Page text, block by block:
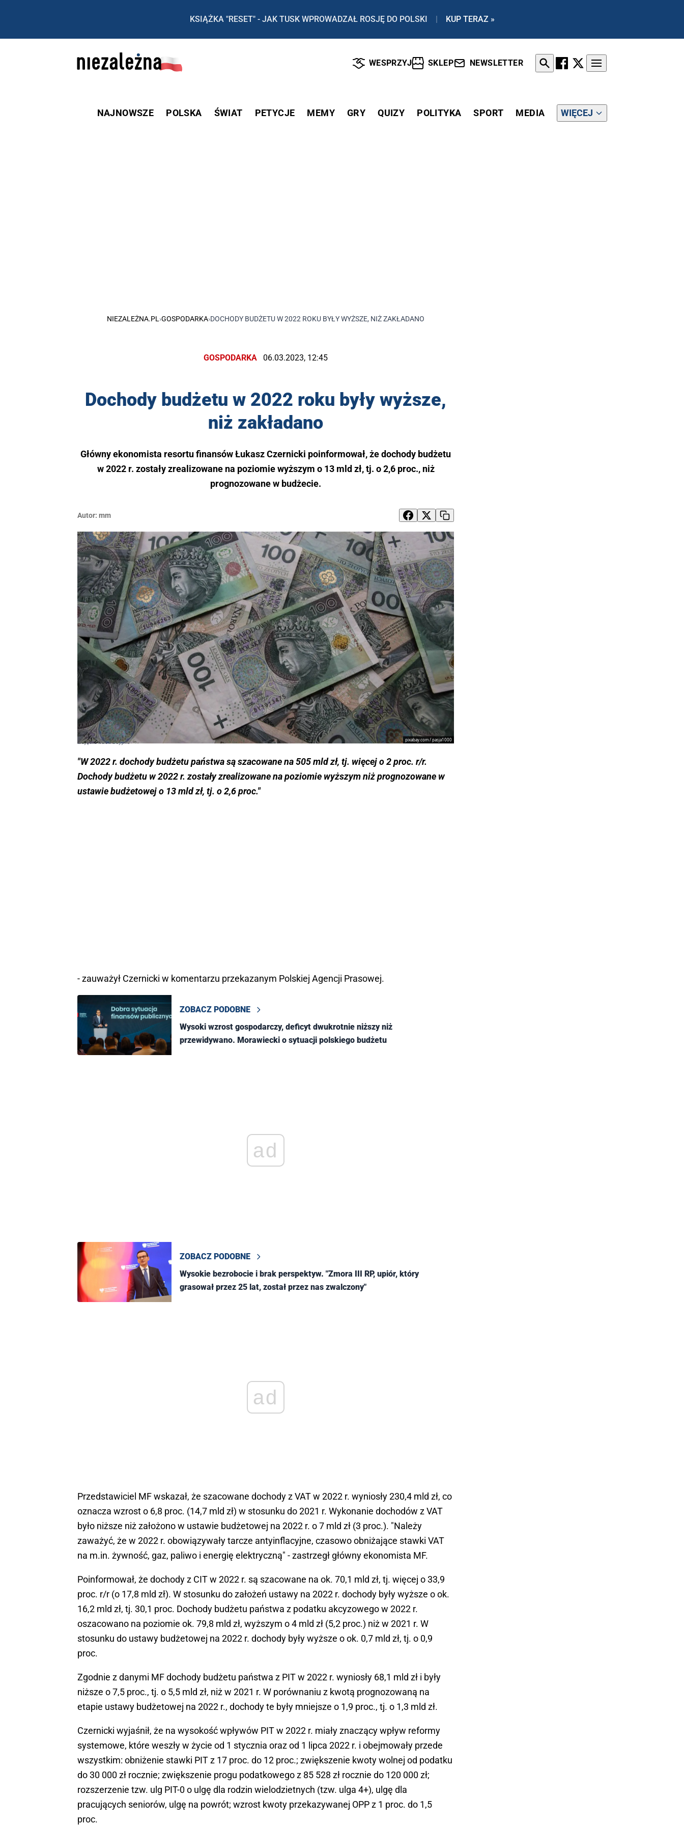
KSIĄŻKA "RESET" - JAK TUSK WPROWADZAŁ ROSJĘ DO POLSKI | KUP TERAZ »
WESPRZYJ SKLEP NEWSLETTER
NAJNOWSZE POLSKA ŚWIAT PETYCJE MEMY GRY QUIZY POLITYKA SPORT MEDIA WIĘCEJ
NIEZALEŻNA.PL ›GOSPODARKA›DOCHODY BUDŻETU W 2022 ROKU BYŁY WYŻSZE, NIŻ ZAKŁADANO
GOSPODARKA 06.03.2023, 12:45
Dochody budżetu w 2022 roku były wyższe,
niż zakładano
Główny ekonomista resortu finansów Łukasz Czernicki poinformował, że dochody budżetu
w 2022 r. zostały zrealizowane na poziomie wyższym o 13 mld zł, tj. o 2,6 proc., niż
prognozowane w budżecie.
Autor: mm
pixabay.com / pasja1000
Zdjęcie ilustracyjne
"W 2022 r. dochody budżetu państwa są szacowane na 505 mld zł, tj. więcej o 2 proc. r/r.
Dochody budżetu w 2022 r. zostały zrealizowane na poziomie wyższym niż prognozowane w
ustawie budżetowej o 13 mld zł, tj. o 2,6 proc."
- zauważył Czernicki w komentarzu przekazanym Polskiej Agencji Prasowej.
ZOBACZ PODOBNE
Wysoki wzrost gospodarczy, deficyt dwukrotnie niższy niż
przewidywano. Morawiecki o sytuacji polskiego budżetu
ad
ZOBACZ PODOBNE
Wysokie bezrobocie i brak perspektyw. "Zmora III RP, upiór, który
grasował przez 25 lat, został przez nas zwalczony"
ad
Przedstawiciel MF wskazał, że szacowane dochody z VAT w 2022 r. wyniosły 230,4 mld zł, co
oznacza wzrost o 6,8 proc. (14,7 mld zł) w stosunku do 2021 r. Wykonanie dochodów z VAT
było niższe niż założono w ustawie budżetowej na 2022 r. o 7 mld zł (3 proc.). "Należy
zaważyć, że w 2022 r. obowiązywały tarcze antyinflacyjne, czasowo obniżające stawki VAT
na m.in. żywność, gaz, paliwo i energię elektryczną" - zastrzegł główny ekonomista MF.
Poinformował, że dochody z CIT w 2022 r. są szacowane na ok. 70,1 mld zł, tj. więcej o 33,9
proc. r/r (o 17,8 mld zł). W stosunku do założeń ustawy na 2022 r. dochody były wyższe o ok.
16,2 mld zł, tj. 30,1 proc. Dochody budżetu państwa z podatku akcyzowego w 2022 r.
oszacowano na poziomie ok. 79,8 mld zł, wyższym o 4 mld zł (5,2 proc.) niż w 2021 r. W
stosunku do ustawy budżetowej na 2022 r. dochody były wyższe o ok. 0,7 mld zł, tj. o 0,9
proc.
Zgodnie z danymi MF dochody budżetu państwa z PIT w 2022 r. wyniosły 68,1 mld zł i były
niższe o 7,5 proc., tj. o 5,5 mld zł, niż w 2021 r. W porównaniu z kwotą prognozowaną na
etapie ustawy budżetowej na 2022 r., dochody te były mniejsze o 1,9 proc., tj. o 1,3 mld zł.
Czernicki wyjaśnił, że na wysokość wpływów PIT w 2022 r. miały znaczący wpływ reformy
systemowe, które weszły w życie od 1 stycznia oraz od 1 lipca 2022 r. i obejmowały przede
wszystkim: obniżenie stawki PIT z 17 proc. do 12 proc.; zwiększenie kwoty wolnej od podatku
do 30 000 zł rocznie; zwiększenie progu podatkowego z 85 528 zł rocznie do 120 000 zł;
rozszerzenie tzw. ulg PIT-0 o ulgę dla rodzin wielodzietnych (tzw. ulga 4+), ulgę dla
pracujących seniorów, ulgę na powrót; wzrost kwoty przekazywanej OPP z 1 proc. do 1,5
proc.